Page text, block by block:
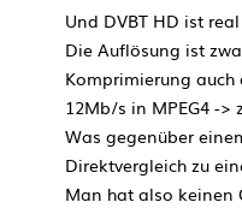
Und DVBT HD ist
Die Auflösung ist
Komprimierung auch
12Mb/s in MPEG4 ->
Was gegenüber
Direktvergleich zu
Man hat also keinen